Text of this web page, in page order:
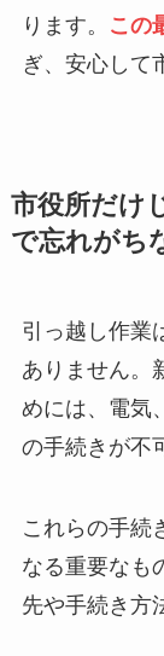
ります。
この
ぎ、安心して
市役所だけ
で忘れがち
引っ越し作業
ありません。
めには、電気
の手続きが不
これらの手続
なる重要なも
先や手続き方